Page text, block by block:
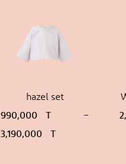
hazel set
990,000
T
–
3,190,000
T